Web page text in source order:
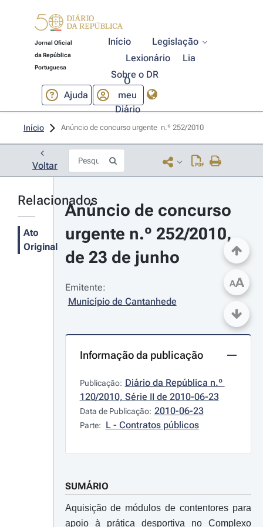
Jornal Oficial
da República
Portuguesa
Início
Legislação
Lexionário
Lia
Sobre o DR
Ajuda
O
meu
Diário
Início Anúncio de concurso urgente  n.º 252/2010
Voltar
Relacionados
Ato
Original
Anúncio de concurso
urgente n.º 252/2010,
de 23 de junho
Emitente:
Município de Cantanhede
Informação da publicação
Publicação: Diário da República n.º
120/2010, Série II de 2010-06-23
Data de Publicação: 2010-06-23
Parte: L - Contratos públicos
SUMÁRIO
Aquisição de módulos de contentores para
apoio à prática desportiva no Complexo
AA